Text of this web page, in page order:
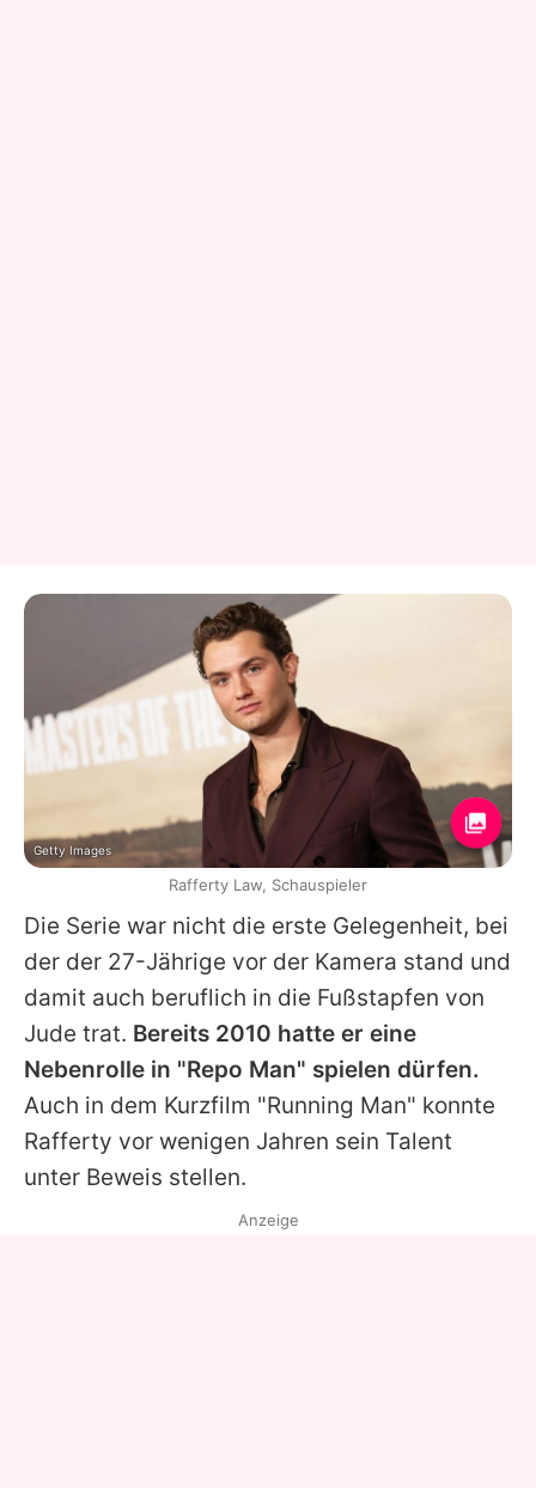
Die Serie war nicht die erste Gelegenheit, bei
der der 27-Jährige vor der Kamera stand und
damit auch beruflich in die Fußstapfen von
Jude trat. Bereits 2010 hatte er eine
Nebenrolle in "Repo Man" spielen dürfen.
Auch in dem Kurzfilm "Running Man" konnte
Rafferty vor wenigen Jahren sein Talent
unter Beweis stellen.
Getty Images
Rafferty Law, Schauspieler
Anzeige